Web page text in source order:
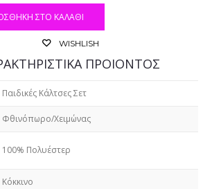
ΣΤΟ ΚΑΛΆΘΙ
WISHLISH
ΠΡΟΙΟΝΤΟΣ
Παιδικές Κάλτσες Σετ
Φθινόπωρο/Χειμώνας
100% Πολυέστερ
Κόκκινο